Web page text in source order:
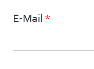
E-Mail *